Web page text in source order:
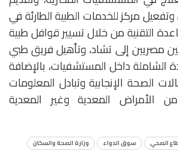
مركز للخدمات الطبية الطارئة في
التقنية من خلال تسيير قوافل طبية
مصريين إلى تشاد، وتأهيل فريق طبي
الشاملة داخل المستشفيات، بالإضافة
الصحة الإنجابية وتبادل المعلومات
من الأمراض المعدية وغير المعدية
الصحي سوق الدواء
وزارة الصحة والسكان